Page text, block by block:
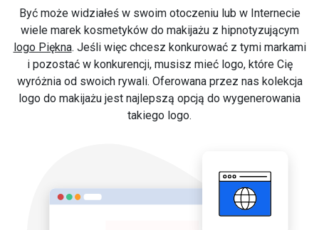
Być może widziałeś w swoim otoczeniu lub w Internecie
wiele marek kosmetyków do makijażu z hipnotyzującym
logo Piękna. Jeśli więc chcesz konkurować z tymi markami
i pozostać w konkurencji, musisz mieć logo, które Cię
wyróżnia od swoich rywali. Oferowana przez nas kolekcja
logo do makijażu jest najlepszą opcją do wygenerowania
takiego logo.